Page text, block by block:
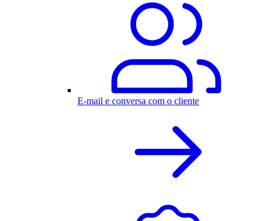
E-mail e conversa com o cliente